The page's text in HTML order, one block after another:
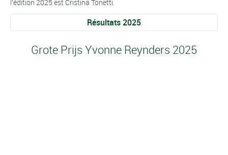
l'édition 2025 est Cristina Tonetti.
Résultats 2025
Grote Prijs Yvonne Reynders 2025